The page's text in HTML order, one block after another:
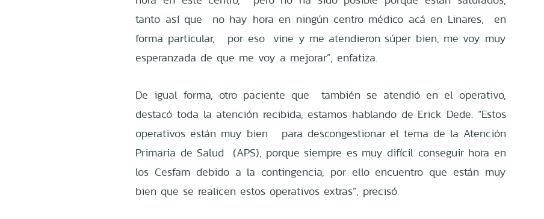
tanto así que no hay hora en ningún centro médico acá en Linares, en
forma particular, por eso vine y me atendieron súper bien, me voy muy
esperanzada de que me voy a mejorar”, enfatiza.
De igual forma, otro paciente que también se atendió en el operativo,
destacó toda la atención recibida, estamos hablando de Erick Dede. “Estos
operativos están muy bien para descongestionar el tema de la Atención
Primaria de Salud (APS), porque siempre es muy difícil conseguir hora en
los Cesfam debido a la contingencia, por ello encuentro que están muy
bien que se realicen estos operativos extras”, precisó.